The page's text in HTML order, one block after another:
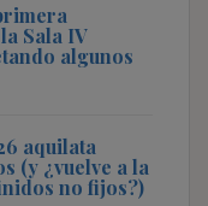
Sala IV
algunos
aquilata
(y ¿vuelve a la
no fijos?)